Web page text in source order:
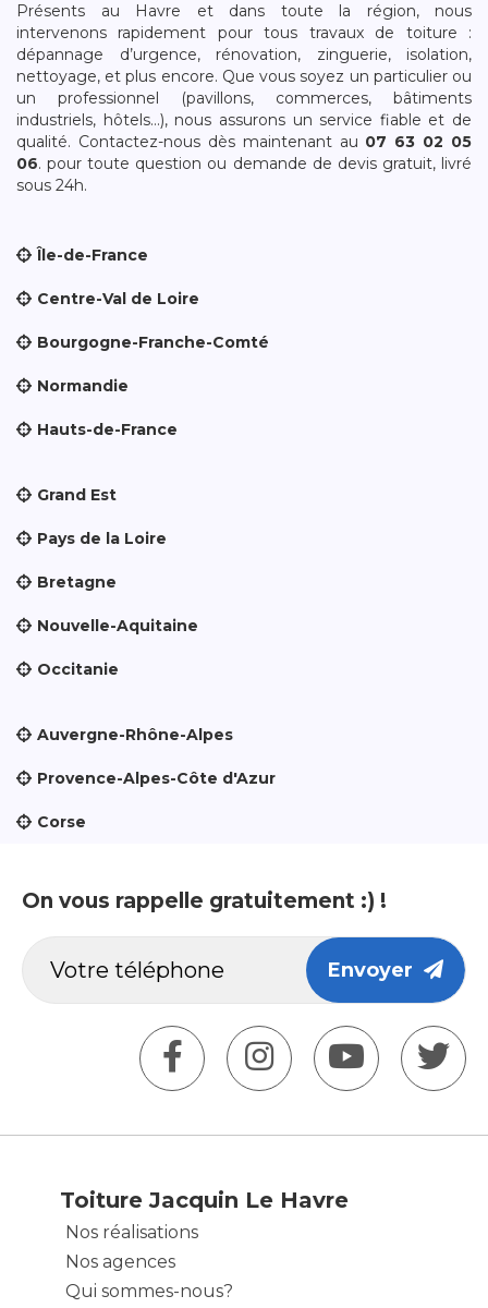
Présents au Havre et dans toute la région, nous
intervenons rapidement pour tous travaux de toiture :
dépannage d’urgence, rénovation, zinguerie, isolation,
nettoyage, et plus encore. Que vous soyez un particulier ou
un professionnel (pavillons, commerces, bâtiments
industriels, hôtels…), nous assurons un service fiable et de
qualité. Contactez-nous dès maintenant au 07 63 02 05
06. pour toute question ou demande de devis gratuit, livré
sous 24h.
Île-de-France
Centre-Val de Loire
Bourgogne-Franche-Comté
Normandie
Hauts-de-France
Grand Est
Pays de la Loire
Bretagne
Nouvelle-Aquitaine
Occitanie
Auvergne-Rhône-Alpes
Provence-Alpes-Côte d'Azur
Corse
On vous rappelle gratuitement :) !
Envoyer
Toiture Jacquin Le Havre
Nos réalisations
Nos agences
Qui sommes-nous?